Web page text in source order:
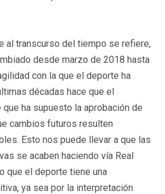
al transcurso del tiempo se refiere,
desde marzo de 2018 hasta
con la que el deporte ha
décadas hace que el
ha supuesto la aprobación de
cambios futuros resulten
Esto nos puede llevar a que las
se acaben haciendo vía Real
que el deporte tiene una
ya sea por la interpretación